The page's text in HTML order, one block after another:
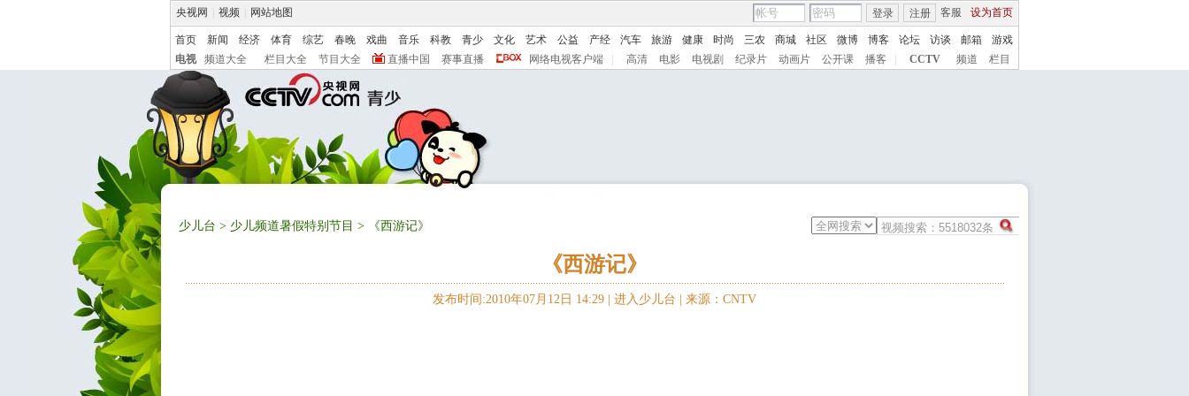
央视网 视频 网站地图 客服 设为首页
登录 注册
首页 新闻 经济 体育 综艺 春晚 戏曲 音乐 科教 青少 文化 艺术 公益 产经 汽车 旅游 健康 时尚 三农 商城 社区 微博 博客 论坛 访谈 邮箱
游戏
电视
频道大全 栏目大全 节目大全 直播中国 赛事直播 网络电视客户端 高清 电影 电视剧 纪录片 动画片 公开课 播客 CCTV 频道 栏目
少儿台 > 少儿频道暑假特别节目 > 《西游记》
《西游记》
发布时间:2010年07月12日 14:29 | 进入少儿台 来源：CNTV